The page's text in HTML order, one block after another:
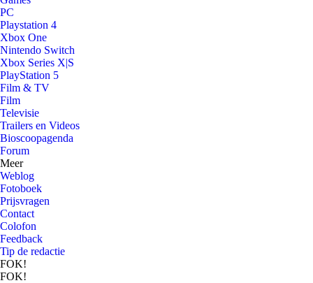
PC
Playstation 4
Xbox One
Nintendo Switch
Xbox Series X|S
PlayStation 5
Film & TV
Film
Televisie
Trailers en Videos
Bioscoopagenda
Forum
Meer
Weblog
Fotoboek
Prijsvragen
Contact
Colofon
Feedback
Tip de redactie
FOK!
FOK!